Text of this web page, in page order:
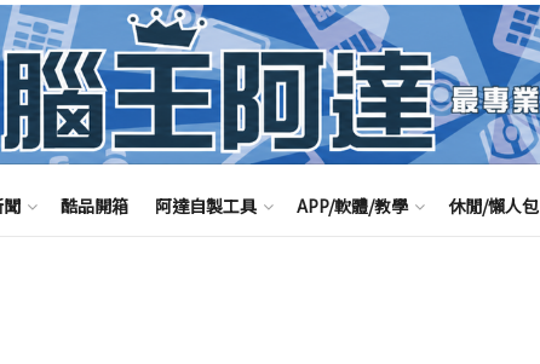
酷品開箱 阿達自製工具 APP/軟體/教學 休閒/懶人包